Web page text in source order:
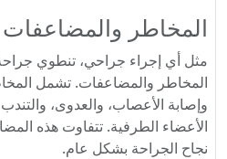
المخاطر والمضاعفات
مثل أي إجراء جراحي، تنطوي
المخاطر والمضاعفات. تشمل
وإصابة الأعصاب، والعدوى،
الأعضاء الطرفية. تتفاوت هذه
نجاح الجراحة بشكل عام.